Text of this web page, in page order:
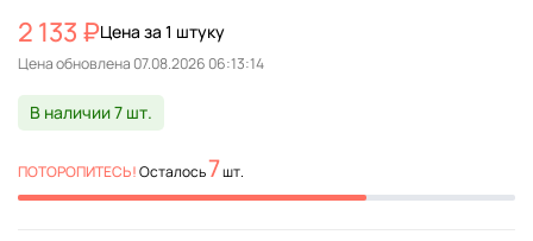
2 133 ₽Цена за 1 штуку
Цена обновлена
В наличии 7 шт.
ПОТОРОПИТЕСЬ!Осталось7шт.